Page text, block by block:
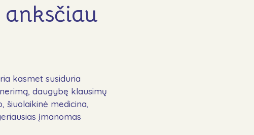
kasmet susiduria
daugybę klausimų
šiuolaikinė medicina,
įmanomas